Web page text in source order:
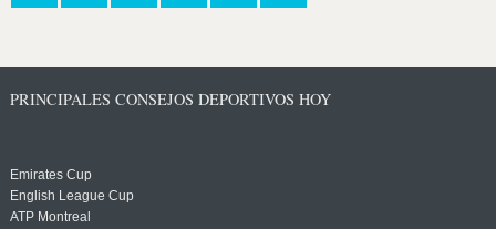
PRINCIPALES CONSEJOS DEPORTIVOS HOY
Emirates Cup
English League Cup
ATP Montreal